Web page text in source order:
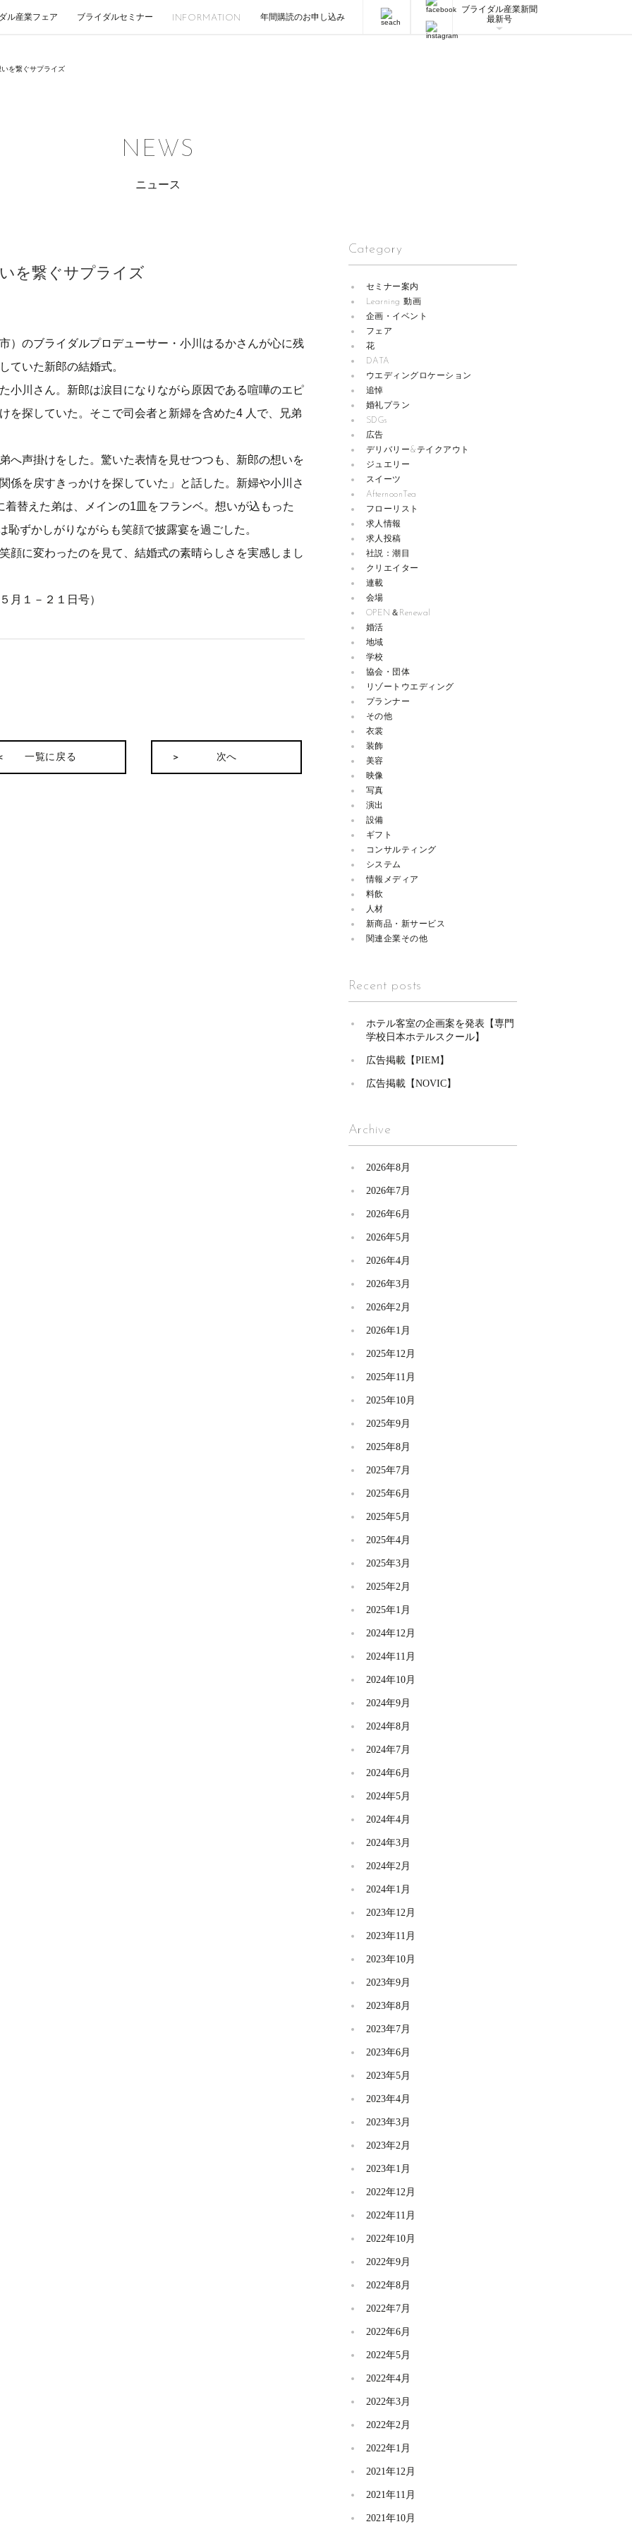
ル産業フェア ブライダルセミナー INFORMATION 年間購読のお申し込み
ブライダル産業新聞
最新号
を繋ぐサプライズ
NEWS
ニュース
を繋ぐサプライズ
のブライダルプロデューサー・小川はるかさんが心に残
ていた新郎の結婚式。
川さん。新郎は涙目になりながら原因である喧嘩のエピ
を探していた。そこで司会者と新婦を含めた4 人で、兄弟
声掛けをした。驚いた表情を見せつつも、新郎の想いを
係を戻すきっかけを探していた」と話した。新婦や小川さ
替えた弟は、メインの1皿をフランベ。想いが込もった
恥ずかしがりながらも笑顔で披露宴を過ごした。
に変わったのを見て、結婚式の素晴らしさを実感しまし
月１－２１日号）
次へ
一覧に戻る
Category
セミナー案内
Learning 動画
企画・イベント
フェア
花
DATA
ウエディングロケーション
追悼
婚礼プラン
SDGs
広告
デリバリー&テイクアウト
ジュエリー
スイーツ
AfternoonTea
フローリスト
求人情報
求人投稿
社説：潮目
クリエイター
連載
会場
OPEN＆Renewal
婚活
地域
学校
協会・団体
リゾートウエディング
プランナー
その他
衣裳
装飾
美容
映像
写真
演出
設備
ギフト
コンサルティング
システム
情報メディア
料飲
人材
新商品・新サービス
関連企業その他
Recent posts
ホテル客室の企画案を発表【専門
学校日本ホテルスクール】
広告掲載【PIEM】
広告掲載【NOVIC】
Archive
2026年8月
2026年7月
2026年6月
2026年5月
2026年4月
2026年3月
2026年2月
2026年1月
2025年12月
2025年11月
2025年10月
2025年9月
2025年8月
2025年7月
2025年6月
2025年5月
2025年4月
2025年3月
2025年2月
2025年1月
2024年12月
2024年11月
2024年10月
2024年9月
2024年8月
2024年7月
2024年6月
2024年5月
2024年4月
2024年3月
2024年2月
2024年1月
2023年12月
2023年11月
2023年10月
2023年9月
2023年8月
2023年7月
2023年6月
2023年5月
2023年4月
2023年3月
2023年2月
2023年1月
2022年12月
2022年11月
2022年10月
2022年9月
2022年8月
2022年7月
2022年6月
2022年5月
2022年4月
2022年3月
2022年2月
2022年1月
2021年12月
2021年11月
2021年10月